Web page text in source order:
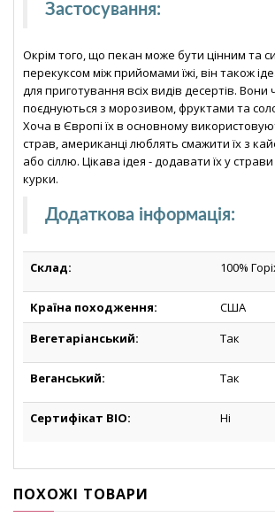
Застосування:
Окрім того, що пекан може бути цінним та
перекуксом між прийомами їжі, він також
для приготування всіх видів десертів. Вони
поєднуються з морозивом, фруктами та
Хоча в Європі їх в основному
страв, американці люблять смажити їх з
або сіллю. Цікава ідея - додавати їх у
курки.
Додаткова інформація:
Склад: 100%
Країна походження:
США
Вегетаріанський:
Так
Веганський: Так
Сертифікат BIO: Ні
ПОХОЖІ ТОВАРИ